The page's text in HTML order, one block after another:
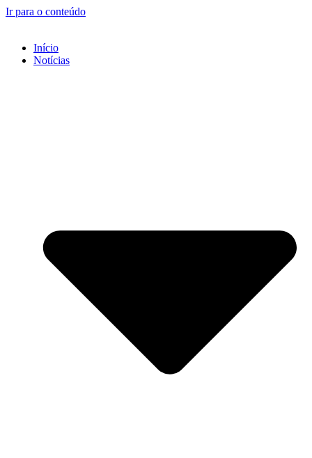
Ir para o conteúdo
Início
Notícias